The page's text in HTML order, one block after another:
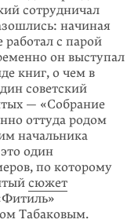
сотрудни­чал
начиная
с парой
он выступал
книг, о чем в
советский
— «Собрание
оттуда родом
начальника
один
по которому
сюжет
Табаковым.